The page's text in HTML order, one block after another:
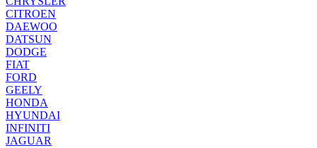
CITROEN
DAEWOO
DATSUN
DODGE
FIAT
FORD
GEELY
HONDA
HYUNDAI
INFINITI
JAGUAR